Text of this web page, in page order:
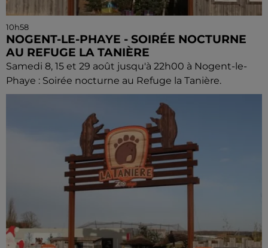
10h58
NOGENT-LE-PHAYE - SOIRÉE NOCTURNE
AU REFUGE LA TANIÈRE
Samedi 8, 15 et 29 août jusqu'à 22h00 à Nogent-le-
Phaye : Soirée nocturne au Refuge la Tanière.